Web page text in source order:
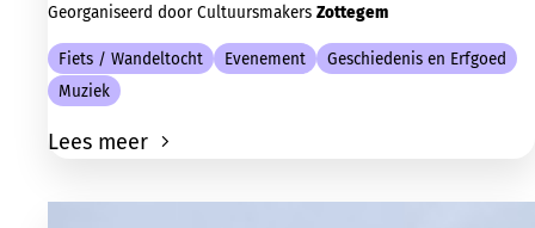
Georganiseerd door Cultuursmakers Zottegem
Fiets / Wandeltocht Evenement
Geschiedenis en Erfgoed
Muziek
Lees meer